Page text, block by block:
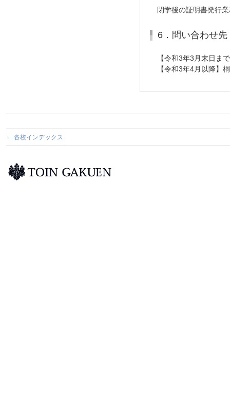
閉学後の証明書発行業
6．問い合わせ先
【令和3年3月末日ま
【令和3年4月以降】
各校インデックス